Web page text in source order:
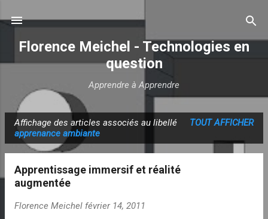
Florence Meichel - Technologies en
question
Apprendre à Apprendre
r
Affichage des articles associés au libellé
apprenance ambiante
TOUT AFFICHER
Apprentissage immersif et réalité
augmentée
Florence Meichel février 14, 2011